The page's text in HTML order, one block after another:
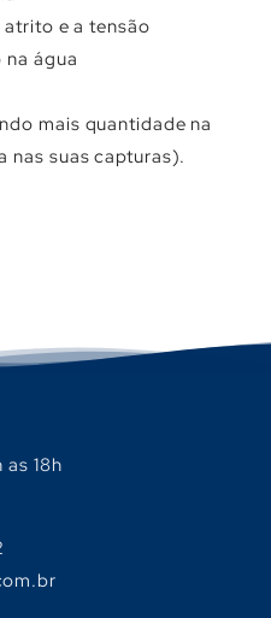
e a tensão
água
mais quantidade na
nas suas capturas).
18h